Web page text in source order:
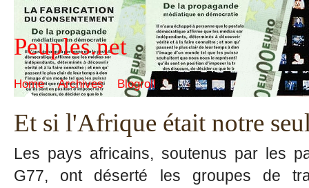
Peuples.net
Home Archives Blogroll
Et si l'Afrique était notre
Les pays africains, soutenus par les
G77, ont déserté les groupes de